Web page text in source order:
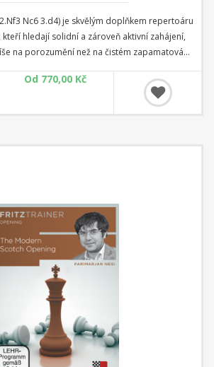
Nc6 3.d4) je skvělým doplňkem repertoáru
kteří hledají solidní a zároveň aktivní zahájení,
na porozumění než na čistém zapamatování.
mistra světa proti Anatoliji Karpovovi v roce
toto zahájení drží ve velkém stylu. V moderní
občas vidět na špičkové úrovni u takových
kteří s ní mají veskrze pozitivní výsledky.
velmi dynamickým pozicím.
Od 770,00 Kč